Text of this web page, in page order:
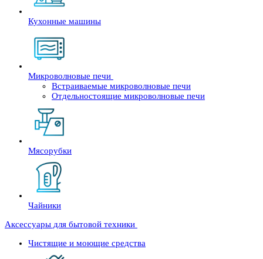
Кухонные машины
Микроволновые печи
Встраиваемые микроволновые печи
Отдельностоящие микроволновые печи
Мясорубки
Чайники
Аксессуары для бытовой техники
Чистящие и моющие средства